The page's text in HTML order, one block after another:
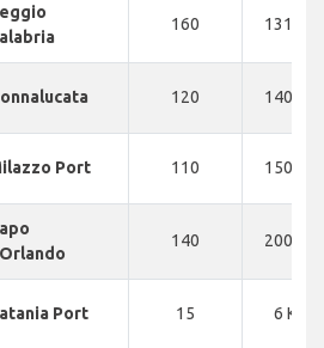
160 131 KM
120 140 KM
Port 110 150 KM
140 200 KM
Port 15 6 KM